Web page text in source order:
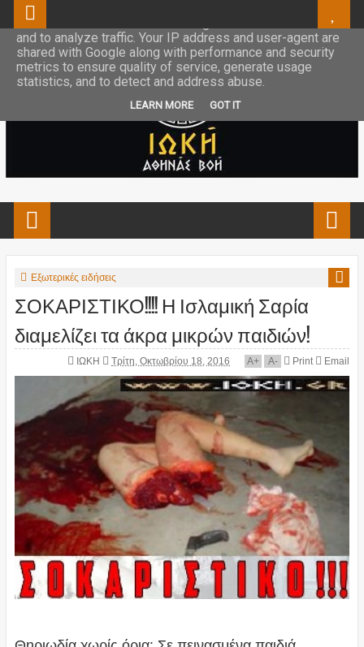
Εξωτερικές ειδήσεις
ΣΟΚΑΡΙΣΤΙΚΟ!!!! Η Ισλαμική Σαρία
διαμελίζει τα άκρα μικρών παιδιών!
ΙΩΚΗ Τρίτη, Οκτωβρίου 18, 2016 A+ A- Print Email
This site uses cookies from Google to deliver its services
and to analyze traffic. Your IP address and user-agent are
shared with Google along with performance and security
metrics to ensure quality of service, generate usage
statistics, and to detect and address abuse.
LEARN MORE GOT IT